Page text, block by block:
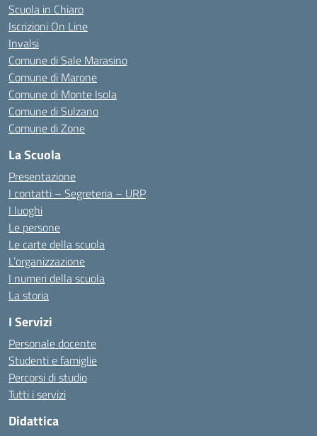
Scuola in Chiaro
Iscrizioni On Line
Invalsi
Comune di Sale Marasino
Comune di Marone
Comune di Monte Isola
Comune di Sulzano
Comune di Zone
La Scuola
Presentazione
I contatti – Segreteria – URP
I luoghi
Le persone
Le carte della scuola
L’organizzazione
I numeri della scuola
La storia
I Servizi
Personale docente
Studenti e famiglie
Percorsi di studio
Tutti i servizi
Didattica